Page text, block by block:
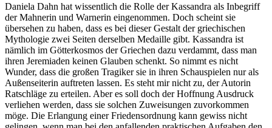
Daniela Dahn hat wissentlich die Rolle der Kassandra als Inbegriff
der Mahnerin und Warnerin eingenommen. Doch scheint sie
übersehen zu haben, dass es bei dieser Gestalt der griechischen
Mythologie zwei Seiten derselben Medaille gibt. Kassandra ist
nämlich im Götterkosmos der Griechen dazu verdammt, dass man
ihren Jeremiaden keinen Glauben schenkt. So nimmt es nicht
Wunder, dass die großen Tragiker sie in ihren Schauspielen nur als
Außenseiterin auftreten lassen. Es steht mir nicht zu, der Autorin
Ratschläge zu erteilen. Aber es soll doch der Hoffnung Ausdruck
verliehen werden, dass sie solchen Zuweisungen zuvorkommen
möge. Die Erlangung einer Friedensordnung kann gewiss nicht